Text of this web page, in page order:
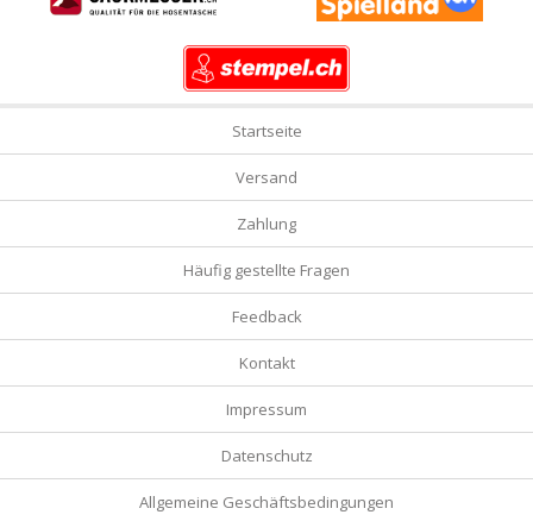
Startseite
Versand
Zahlung
Häufig gestellte Fragen
Feedback
Kontakt
Impressum
Datenschutz
Allgemeine Geschäftsbedingungen